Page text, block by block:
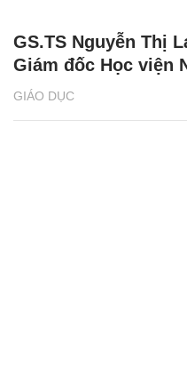
GIÁO DỤC
GS.TS Nguyễn Thị
Giám đốc Học viện